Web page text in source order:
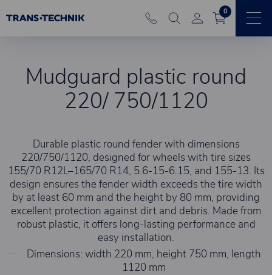
0
Mudguard plastic round
220/ 750/1120
Durable plastic round fender with dimensions
220/750/1120, designed for wheels with tire sizes
155/70 R12L–165/70 R14, 5.6-15-6.15, and 155-13. Its
design ensures the fender width exceeds the tire width
by at least 60 mm and the height by 80 mm, providing
excellent protection against dirt and debris. Made from
robust plastic, it offers long-lasting performance and
easy installation.
Dimensions: width 220 mm, height 750 mm, length
1120 mm